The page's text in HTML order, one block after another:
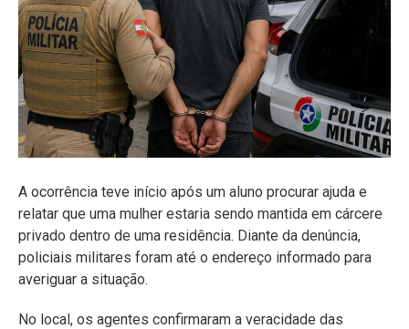
A ocorrência teve início após um aluno procurar ajuda e
relatar que uma mulher estaria sendo mantida em cárcere
privado dentro de uma residência. Diante da denúncia,
policiais militares foram até o endereço informado para
averiguar a situação.
No local, os agentes confirmaram a veracidade das